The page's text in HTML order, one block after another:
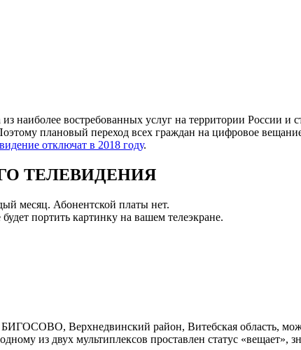
востребованных услуг на территории России и
плановый переход всех граждан на цифровое
отключат в 2018 году.
ТЕЛЕВИДЕНИЯ
месяц. Абонентской платы нет.
портить картинку на вашем телеэкране.
Верхнедвинский район, Витебская область,
из двух мультиплексов проставлен статус «вещает»,